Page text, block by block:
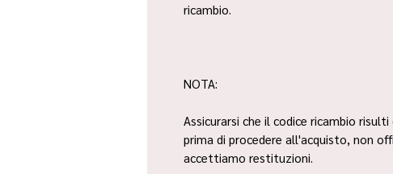
ricambio.
NOTA:
Assicurarsi che il codice ricambio
prima di procedere all'acquisto, non
accettiamo restituzioni.